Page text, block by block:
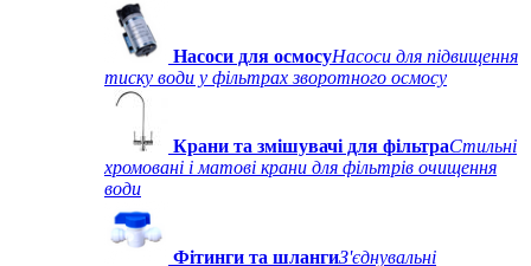
Насоси для осмосуНасоси для підвищення
тиску води у фільтрах зворотного осмосу
Крани та змішувачі для фільтраСтильні
хромовані і матові крани для фільтрів очищення
води
Фітинги та шлангиЗ'єднувальні